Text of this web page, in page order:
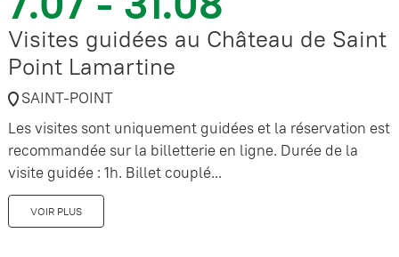
Visites guidées au Château de Saint
Point Lamartine
SAINT-POINT
Les visites sont uniquement guidées et la réservation est
recommandée sur la billetterie en ligne. Durée de la
visite guidée : 1h. Billet couplé...
VOIR PLUS